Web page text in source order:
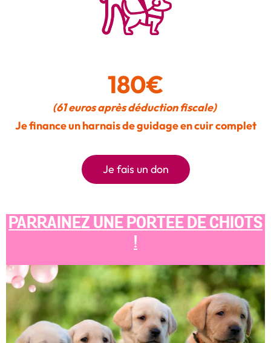
180€
(61 euros après déduction fiscale)
Je finance un harnais de guidage en cuir complet
Je fais un don
PARRAINEZ UNE PORTEE DE CHIOTS
!